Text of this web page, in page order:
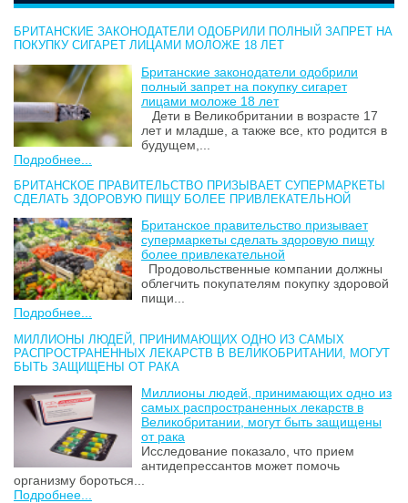
БРИТАНСКИЕ ЗАКОНОДАТЕЛИ ОДОБРИЛИ ПОЛНЫЙ ЗАПРЕТ НА
ПОКУПКУ СИГАРЕТ ЛИЦАМИ МОЛОЖЕ 18 ЛЕТ
Британские законодатели одобрили
полный запрет на покупку сигарет
лицами моложе 18 лет
Дети в Великобритании в возрасте 17
лет и младше, а также все, кто родится в
будущем,...
Подробнее...
БРИТАНСКОЕ ПРАВИТЕЛЬСТВО ПРИЗЫВАЕТ СУПЕРМАРКЕТЫ
СДЕЛАТЬ ЗДОРОВУЮ ПИЩУ БОЛЕЕ ПРИВЛЕКАТЕЛЬНОЙ
Британское правительство призывает
супермаркеты сделать здоровую пищу
более привлекательной
Продовольственные компании должны
облегчить покупателям покупку здоровой
пищи...
Подробнее...
МИЛЛИОНЫ ЛЮДЕЙ, ПРИНИМАЮЩИХ ОДНО ИЗ САМЫХ
РАСПРОСТРАНЕННЫХ ЛЕКАРСТВ В ВЕЛИКОБРИТАНИИ, МОГУТ
БЫТЬ ЗАЩИЩЕНЫ ОТ РАКА
Миллионы людей, принимающих одно из
самых распространенных лекарств в
Великобритании, могут быть защищены
от рака
Исследование показало, что прием
антидепрессантов может помочь
организму бороться...
Подробнее...